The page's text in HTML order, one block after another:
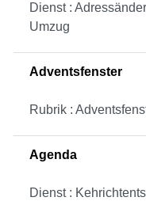
Dienst :
Umzug
Adventsfenster
Rubrik :
Agenda
Dienst :